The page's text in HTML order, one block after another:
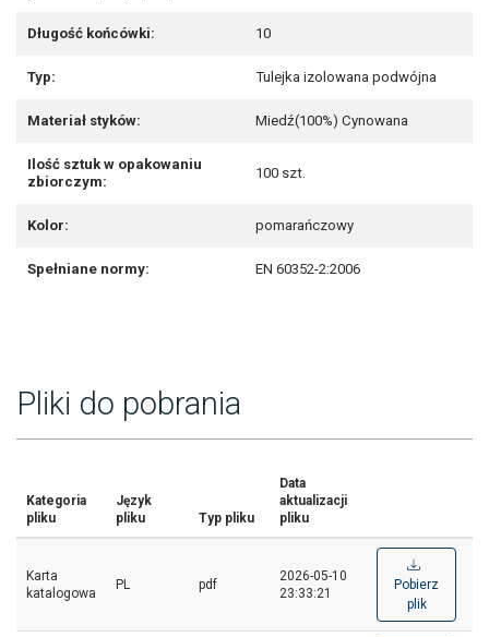
Długość końcówki: 10
Typ: Tulejka izolowana podwójna
Materiał styków: Miedź(100%) Cynowana
Ilość sztuk w opakowaniu
zbiorczym:
100 szt.
Kolor: pomarańczowy
Spełniane normy: EN 60352-2:2006
Pliki do pobrania
Kategoria
pliku
Język
pliku
Typ pliku
Data
aktualizacji
pliku
Karta
katalogowa
PL pdf
2026-05-10
23:33:21
Pobierz
plik